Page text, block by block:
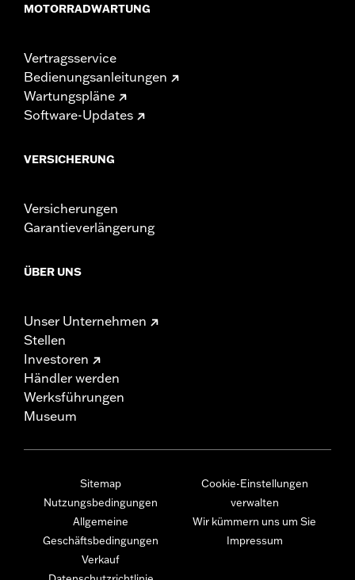
MOTORRADWARTUNG
Vertragsservice
Bedienungsanleitungen
Wartungspläne
Software-Updates
VERSICHERUNG
Versicherungen
Garantieverlängerung
ÜBER UNS
Unser Unternehmen
Stellen
Investoren
Händler werden
Werksführungen
Museum
Sitemap
Nutzungsbedingungen
Allgemeine
Geschäftsbedingungen
Verkauf
Cookie-Einstellungen
verwalten
Wir kümmern uns um Sie
Impressum